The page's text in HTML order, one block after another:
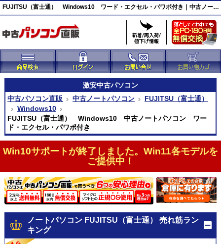
FUJITSU（富士通） Windows10 ワード・エクセル・パワポ付き｜中古ノートパソコン｜中古パソコン直販
激安中古パソコン
中古パソコン直販
中古ノートパソコン
FUJITSU（富士通）
Windows10
FUJITSU（富士通） Windows10 中古ノートパソコン ワー
ド・エクセル・パワポ付き
Win10サポートが終了しました。Win11各モデルを
ご提供中！
ノートパソコン FUJITSU（富士通） 売れ筋ラン
キング